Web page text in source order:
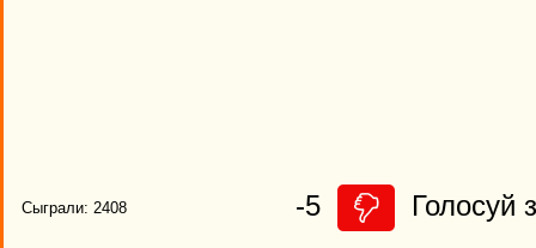
Сыграли: 2408 -5 Голосуй